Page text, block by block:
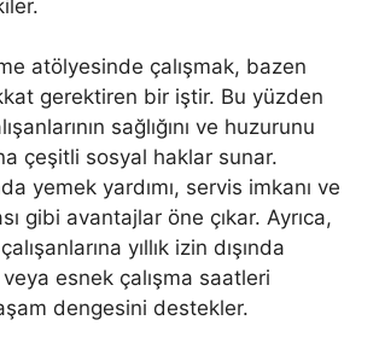
atölyesinde çalışmak, bazen
gerektiren bir iştir. Bu yüzden
sağlığını ve huzurunu
çeşitli sosyal haklar sunar.
yemek yardımı, servis imkanı ve
gibi avantajlar öne çıkar. Ayrıca,
yıllık izin dışında
esnek çalışma saatleri
dengesini destekler.